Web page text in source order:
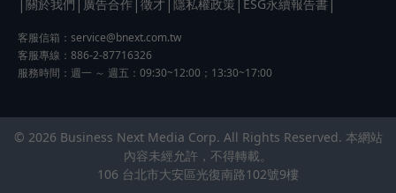
| 關於我們 | 廣告合作 | 徵才 | 隱私權政策 | ESG永續報告書 |
客服信箱： service@bnext.com.tw
客服專線：886-2-87716326
服務時間：週一 ～ 週五：09:30~12:00；13:30~17:00
© 2026 Business Next Media Corp. All Rights Reserved. 本網站
內容未經允許，不得轉載。
106 台北市大安區光復南路102號9樓